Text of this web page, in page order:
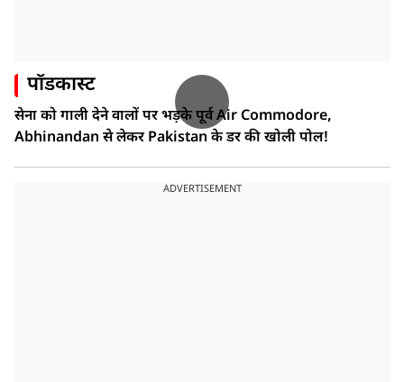
पॉडकास्ट
सेना को गाली देने वालों पर भड़के पूर्व Air Commodore,
Abhinandan से लेकर Pakistan के डर की खोली पोल!
ADVERTISEMENT